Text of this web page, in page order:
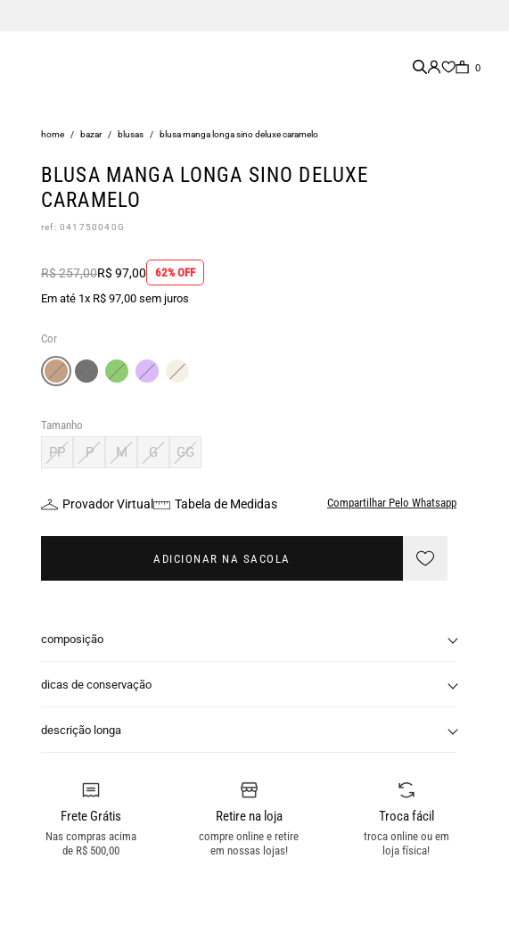
0
home / bazar / blusas / blusa manga longa sino deluxe caramelo
BLUSA MANGA LONGA SINO DELUXE
CARAMELO
ref: 041750040G
R$ 257,00R$ 97,00
62% OFF
Em até 1x R$ 97,00 sem juros
Cor
Tamanho
PP P M G GG
Provador Virtual Tabela de Medidas Compartilhar Pelo Whatsapp
ADICIONAR NA SACOLA
composição
dicas de conservação
descrição longa
Frete Grátis
Nas compras acima
de R$ 500,00
Retire na loja
compre online e retire
em nossas lojas!
Troca fácil
troca online ou em
loja física!